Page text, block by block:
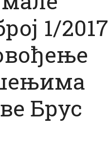
1/2017
Брус